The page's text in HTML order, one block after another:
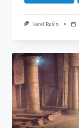
Karel Rašín